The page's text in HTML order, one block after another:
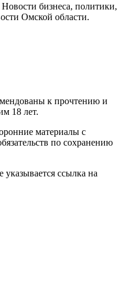
бизнеса, политики,
Омской области.
к прочтению и
18 лет.
материалы с
по сохранению
ссылка на